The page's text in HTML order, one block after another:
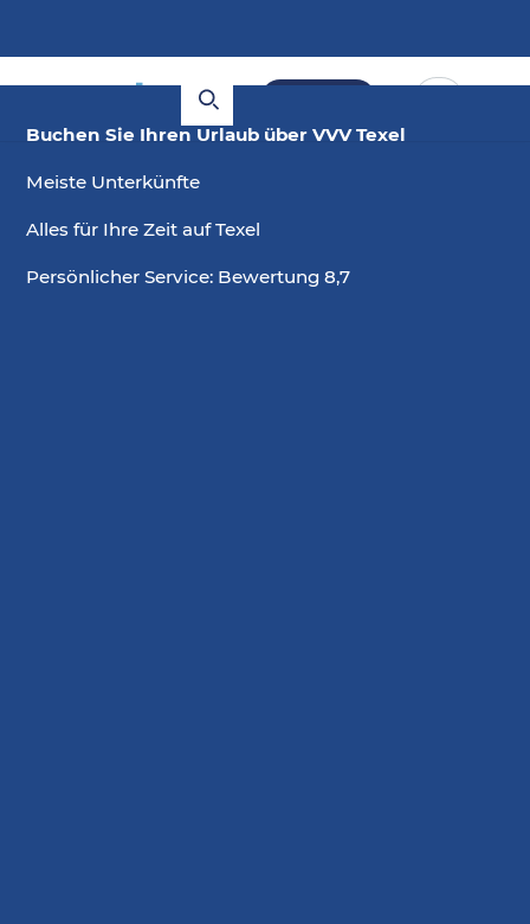
Buchen Sie Ihren Urlaub über VVV Texel
Meiste Unterkünfte
Alles für Ihre Zeit auf Texel
Persönlicher Service: Bewertung 8,7